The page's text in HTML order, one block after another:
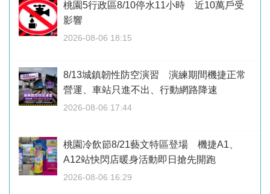
桃園5行政區8/10停水11小時 近10萬戶受
影響
2026-08-06 18:15
8/13城鎮韌性防空演習 演練期間機捷正常
營運、車站只進不出、行動網路降速
2026-08-06 17:44
桃園冷飲節8/21藝文特區登場 機捷A1、
A12站快閃店暖身活動即日搶先開跑
2026-08-06 16:29